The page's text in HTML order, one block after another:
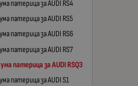
патерица за AUDI RS4
патерица за AUDI RS5
патерица за AUDI RS6
патерица за AUDI RS7
патерица за AUDI RSQ3
патерица за AUDI S1